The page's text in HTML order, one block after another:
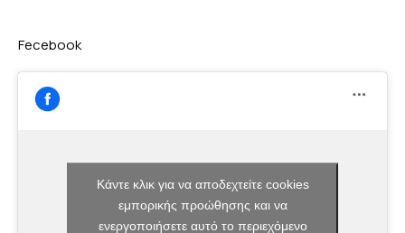
Fecebook
Κάντε κλικ για να αποδεχτείτε cookies
εμπορικής προώθησης και να
ενεργοποιήσετε αυτό το περιεχόμενο